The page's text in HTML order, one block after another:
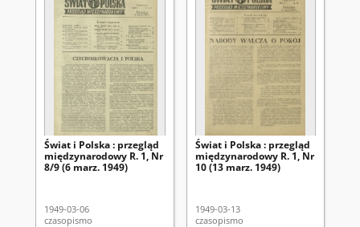
Świat i Polska : przegląd
międzynarodowy R. 1, Nr
8/9 (6 marz. 1949)
1949-03-06
czasopismo
Świat i Polska : przegląd
międzynarodowy R. 1, Nr
10 (13 marz. 1949)
1949-03-13
czasopismo